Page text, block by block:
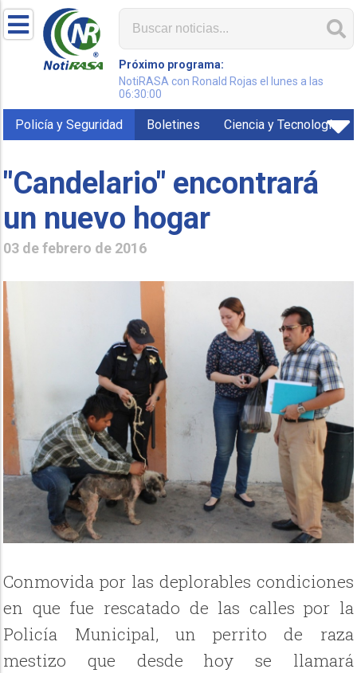
Próximo programa:
NotiRASA con Ronald Rojas el lunes a las
06:30:00
Policía y Seguridad Boletines Ciencia y Tecnología
"Candelario" encontrará
un nuevo hogar
03 de febrero de 2016
Conmovida por las deplorables condiciones
en que fue rescatado de las calles por la
Policía Municipal, un perrito de raza
mestizo que desde hoy se llamará